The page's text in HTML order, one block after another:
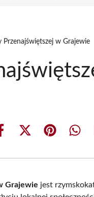
Przenajświętszej w Grajewie
Share
Share
(Twitter)
Share Share
Grajewie jest